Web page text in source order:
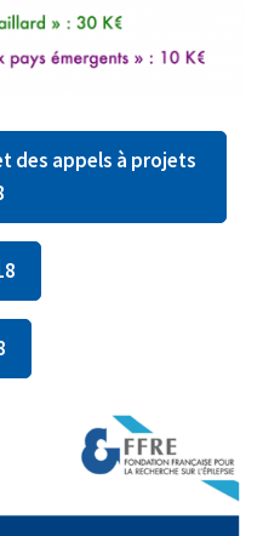
des appels à projets